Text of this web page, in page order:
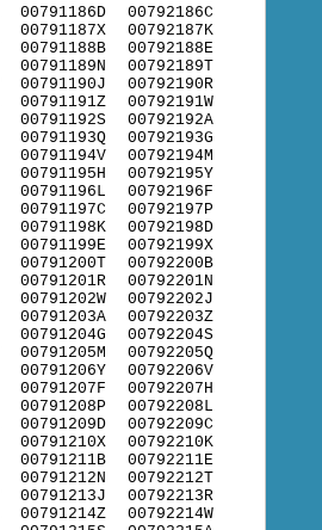
00791186D
00791187X
00791188B
00791189N
00791190J
00791191Z
00791192S
00791193Q
00791194V
00791195H
00791196L
00791197C
00791198K
00791199E
00791200T
00791201R
00791202W
00791203A
00791204G
00791205M
00791206Y
00791207F
00791208P
00791209D
00791210X
00791211B
00791212N
00791213J
00791214Z
00792186C
00792187K
00792188E
00792189T
00792190R
00792191W
00792192A
00792193G
00792194M
00792195Y
00792196F
00792197P
00792198D
00792199X
00792200B
00792201N
00792202J
00792203Z
00792204S
00792205Q
00792206V
00792207H
00792208L
00792209C
00792210K
00792211E
00792212T
00792213R
00792214W